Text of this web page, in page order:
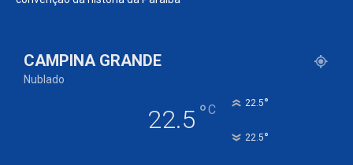
CAMPINA GRANDE
Nublado
22.5 °C 22.5°
22.5°